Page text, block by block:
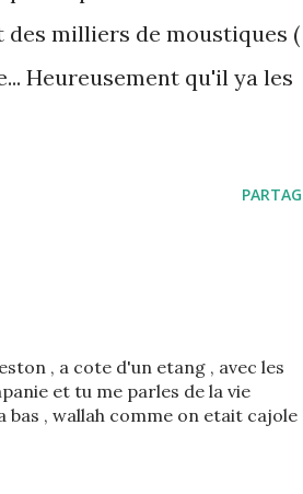
des milliers de moustiques (
Heureusement qu'il ya les
, a cote d'un etang , avec les
et tu me parles de la vie
, wallah comme on etait cajole